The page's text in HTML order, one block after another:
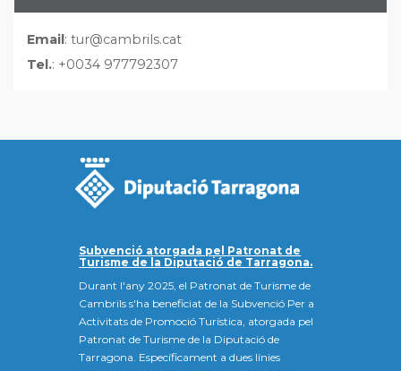
Email: tur@cambrils.cat
Tel.: +0034 977792307
Subvenció atorgada pel Patronat de
Turisme de la Diputació de Tarragona.
Durant l'any 2025, el Patronat de Turisme de
Cambrils s'ha beneficiat de la Subvenció Per a
Activitats de Promoció Turística, atorgada pel
Patronat de Turisme de la Diputació de
Tarragona. Específicament a dues línies